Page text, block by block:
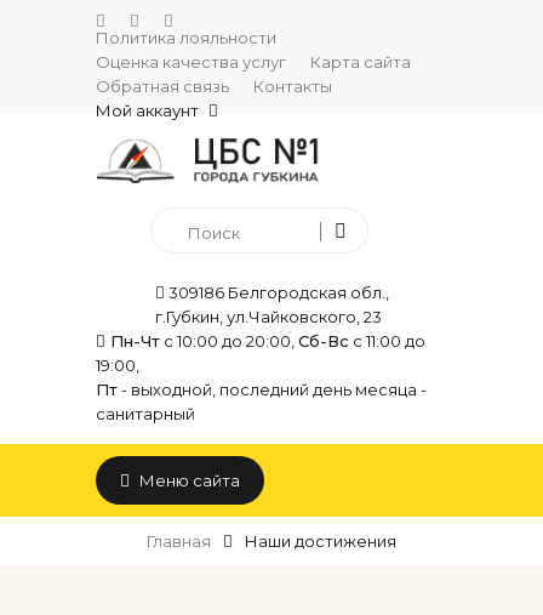
Политика лояльности
Оценка качества услуг
Карта сайта
Обратная связь
Контакты
Мой аккаунт
309186 Белгородская обл.,
г.Губкин, ул.Чайковского, 23
Пн-Чт с 10:00 до 20:00, Сб-Вс с 11:00 до
19:00,
Пт- выходной, последний день месяца -
санитарный
Меню сайта
Главная Наши достижения